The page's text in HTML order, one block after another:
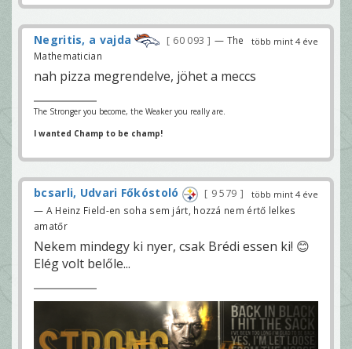
több mint 4 éve
Negritis, a vajda 60 093
— The
Mathematician
nah pizza megrendelve, jöhet a meccs
The Stronger you become, the Weaker you really are.
I wanted Champ to be champ!
több mint 4 éve
bcsarli, Udvari Főkóstoló 9 579
— A Heinz Field-en soha sem járt, hozzá nem értő lelkes
amatőr
Nekem mindegy ki nyer, csak Brédi essen ki! 😊
Elég volt belőle...